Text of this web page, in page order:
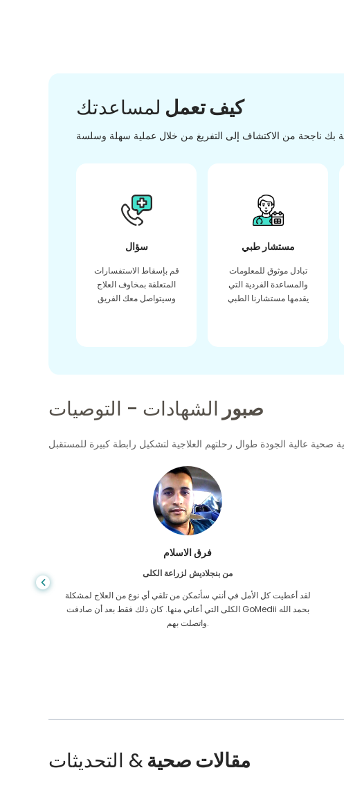
كيف تعمل لمساعدتك
سؤال
قم بإسقاط الاستفسارات
المتعلقة بمخاوف العلاج
وسيتواصل معك الفريق
مستشار طبي
تبادل موثوق للمعلومات
والمساعدة الفردية التي
يقدمها مستشارنا الطبي
صبور الشهادات - التوصيات
فرق الاسلام
من بنجلاديش لزراعة الكلى
لقد أعطيت كل الأمل في أنني سأتمكن من تلقي أي نوع من العلاج لمشكلة
الكلى التي أعاني منها. كان ذلك فقط بعد أن صادفت GoMedii بحمد الله
واتصلت بهم.
مقالات صحية& التحديثات